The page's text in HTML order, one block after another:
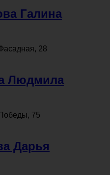
Галина
28
Людмила
75
Дарья